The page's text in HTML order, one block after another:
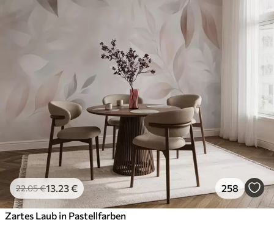
22.05€13 .23€ 258
Zartes Laub in Pastellfarben